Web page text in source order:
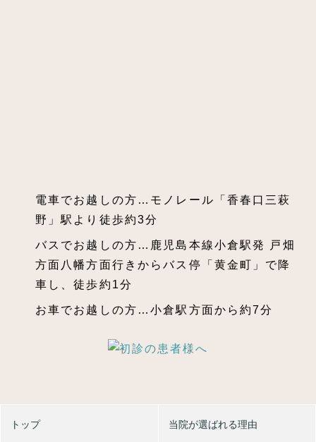
電車でお越しの方…モノレール「香春口三萩
野」駅より徒歩約3分
バスでお越しの方…鹿児島本線小倉駅発 戸畑
方面八幡方面行きからバス停「黄金町」で降
車し、徒歩約1分
お車でお越しの方…小倉駅方面から約7分
トップ 当院が選ばれる理由